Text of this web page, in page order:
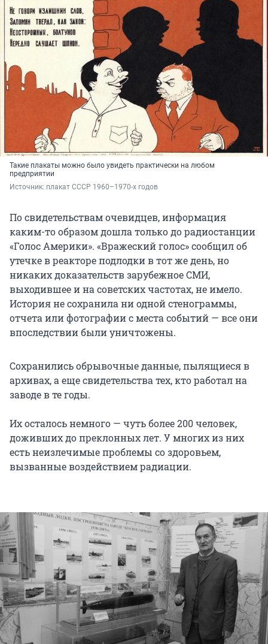
Такие плакаты можно было увидеть практически на любом
предприятии
Источник: плакат СССР 1960–1970-х годов
По свидетельствам очевидцев, информация
каким-то образом дошла только до радиостанции
«Голос Америки». «Вражеский голос» сообщил об
утечке в реакторе подлодки в тот же день, но
никаких доказательств зарубежное СМИ,
выходившее и на советских частотах, не имело.
История не сохранила ни одной стенограммы,
отчета или фотографии с места событий — все они
впоследствии были уничтожены.
Сохранились обрывочные данные, пылящиеся в
архивах, а еще свидетельства тех, кто работал на
заводе в те годы.
Их осталось немного — чуть более 200 человек,
доживших до преклонных лет. У многих из них
есть неизлечимые проблемы со здоровьем,
вызванные воздействием радиации.